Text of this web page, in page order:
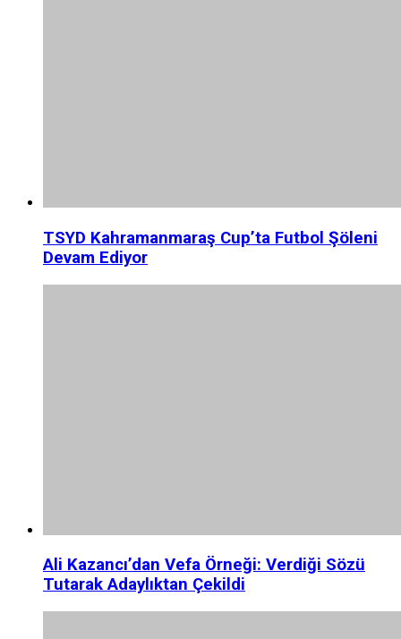
TSYD Kahramanmaraş Cup’ta Futbol Şöleni
Devam Ediyor
Ali Kazancı’dan Vefa Örneği: Verdiği Sözü
Tutarak Adaylıktan Çekildi